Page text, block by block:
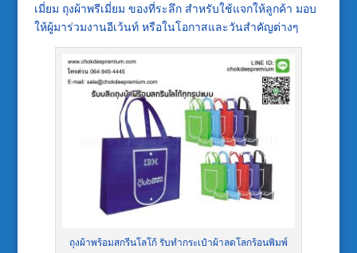
เมี่ยม ถุงผ้าพรีเมี่ยม ของที่ระลึก สำหรับใช้แจกให้ลูกค้า มอบ
ให้ผู้มาร่วมงานอีเว้นท์ หรือในโอกาสและวันสำคัญต่างๆ
ถุงผ้าพร้อมสกรีนโลโก้ รับทำกระเป๋าผ้าลดโลกร้อนพิมพ์